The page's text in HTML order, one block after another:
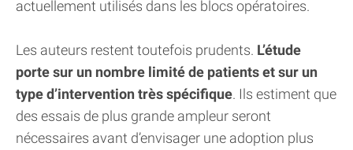
actuellement utilisés dans les blocs opératoires.
Les auteurs restent toutefois prudents. L’étude
porte sur un nombre limité de patients et sur un
type d’intervention très spécifique. Ils estiment que
des essais de plus grande ampleur seront
nécessaires avant d’envisager une adoption plus